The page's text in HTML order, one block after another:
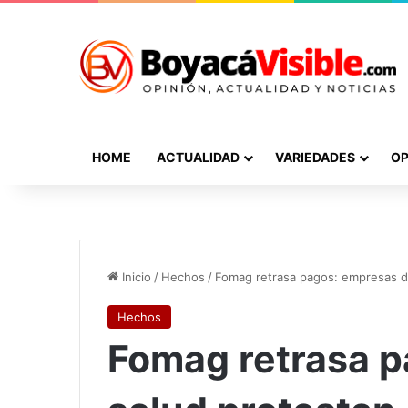
HOME ACTUALIDAD VARIEDADES
Inicio / Hechos / Fomag retrasa pagos: empresas
Hechos
Fomag retrasa